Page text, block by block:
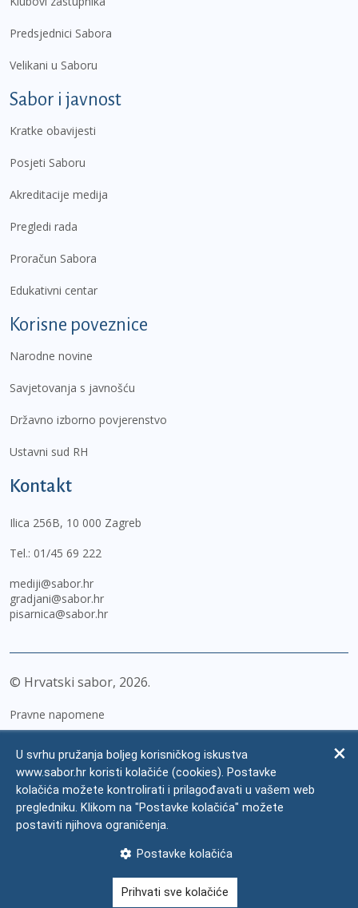
Predsjednici Sabora
Velikani u Saboru
Sabor i javnost
Kratke obavijesti
Posjeti Saboru
Akreditacije medija
Pregledi rada
Proračun Sabora
Edukativni centar
Korisne poveznice
Narodne novine
Savjetovanja s javnošću
Državno izborno povjerenstvo
Ustavni sud RH
Kontakt
Ilica 256B, 10 000 Zagreb
Tel.: 01/45 69 222
mediji@sabor.hr
gradjani@sabor.hr
pisarnica@sabor.hr
© Hrvatski sabor, 2026
Pravne napomene
Zaštita osobnih podataka
Impressum
Česta pitanja
U svrhu pružanja boljeg korisničkog iskustva
www.sabor.hr koristi kolačiće (cookies). Postavke
kolačića možete kontrolirati i prilagođavati u vašem web
pregledniku. Klikom na "Postavke kolačića" možete
postaviti njihova ograničenja.
Postavke kolačića
Prihvati sve kolačiće